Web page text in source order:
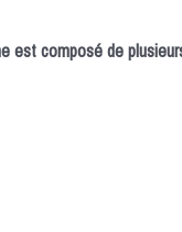
est composé de